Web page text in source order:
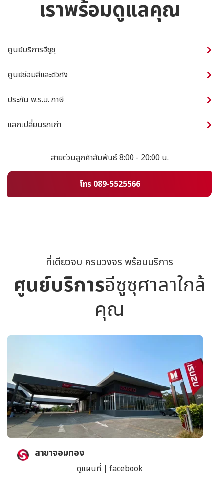
เราพร้อมดูแลคุณ
ศูนย์บริการอีซูซุ
ศูนย์ซ่อมสีและตัวถัง
ประกัน พ.ร.บ. ภาษี
แลกเปลี่ยนรถเก่า
สายด่วนลูกค้าสัมพันธ์ 8:00 - 20:00 น.
โทร 089-5525566
ที่เดียวจบ ครบวงจร พร้อมบริการ
ศูนย์บริการอีซูซุศาลาใกล้
คุณ
สาขาจอมทอง
ดูแผนที่| facebook